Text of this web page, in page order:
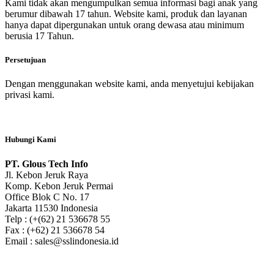
Kami tidak akan mengumpulkan semua informasi bagi anak yang
berumur dibawah 17 tahun. Website kami, produk dan layanan
hanya dapat dipergunakan untuk orang dewasa atau minimum
berusia 17 Tahun.
Persetujuan
Dengan menggunakan website kami, anda menyetujui kebijakan
privasi kami.
Hubungi Kami
PT. Glous Tech Info
Jl. Kebon Jeruk Raya
Komp. Kebon Jeruk Permai
Office Blok C No. 17
Jakarta 11530 Indonesia
Telp : (+(62) 21 536678 55
Fax : (+62) 21 536678 54
Email : sales@sslindonesia.id